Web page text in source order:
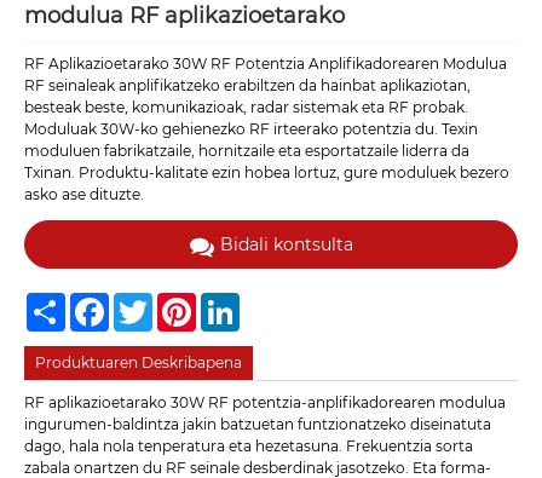
modulua RF aplikazioetarako
RF Aplikazioetarako 30W RF Potentzia Anplifikadorearen Modulua
RF seinaleak anplifikatzeko erabiltzen da hainbat aplikaziotan,
besteak beste, komunikazioak, radar sistemak eta RF probak.
Moduluak 30W-ko gehienezko RF irteerako potentzia du. Texin
moduluen fabrikatzaile, hornitzaile eta esportatzaile liderra da
Txinan. Produktu-kalitate ezin hobea lortuz, gure moduluek bezero
asko ase dituzte.
Bidali kontsulta
Share FacebookTwitterPinterest
Produktuaren Deskribapena
RF aplikazioetarako 30W RF potentzia-anplifikadorearen modulua
ingurumen-baldintza jakin batzuetan funtzionatzeko diseinatuta
dago, hala nola tenperatura eta hezetasuna. Frekuentzia sorta
zabala onartzen du RF seinale desberdinak jasotzeko. Eta forma-